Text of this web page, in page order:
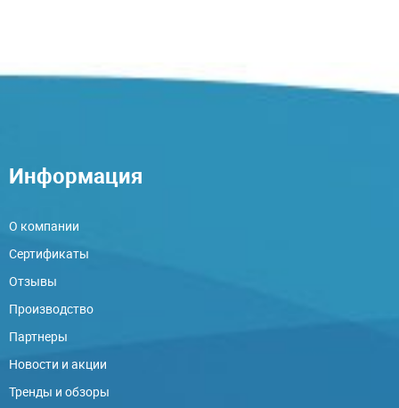
Информация
О компании
Сертификаты
Отзывы
Производство
Партнеры
Новости и акции
Тренды и обзоры